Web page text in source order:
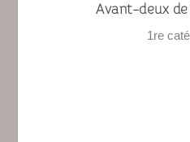
Avant-deux
1re